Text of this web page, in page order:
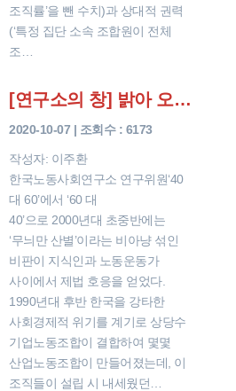
조직률’을 뺀 수치)과 상대적 권력
(‘특정 집단 소속 조합원이 전체
조…
[연구소의 창] 밝아 오는 초기업노조 전성시대
2020-10-07 | 조회수 : 6173
작성자: 이주환
한국노동사회연구소 연구위원‘40
대 60’에서 ‘60 대
40’으로 2000년대 초중반에는
‘무늬만 산별’이라는 비아냥 섞인
비판이 지식인과 노동운동가
사이에서 제법 호응을 얻었다.
1990년대 후반 한국을 강타한
사회경제적 위기를 계기로 상당수
기업노동조합이 결합하여 몇몇
산업노동조합이 만들어졌는데, 이
조직들이 설립 시 내세웠던…